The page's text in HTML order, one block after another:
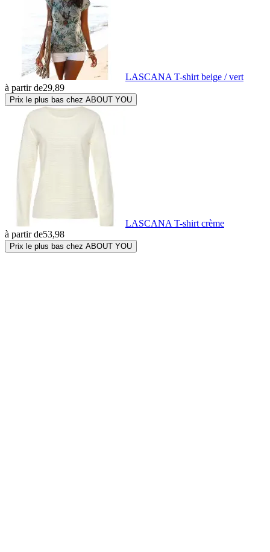
LASCANA T-shirt beige / vert
à partir de29,89
Prix le plus bas chez ABOUT YOU
LASCANA T-shirt crème
à partir de53,98
Prix le plus bas chez ABOUT YOU